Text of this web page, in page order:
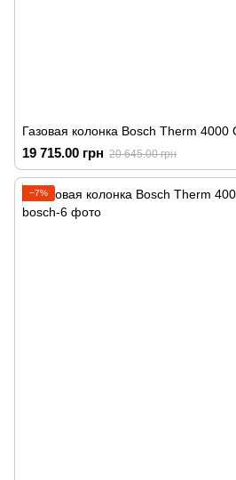
Газовая колонка Bosch Therm 4000
19 715.00 грн 20 645.00 грн
−7%